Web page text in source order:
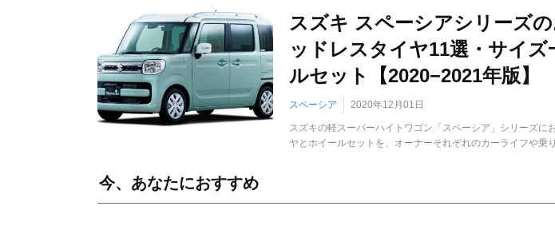
スズキ スペーシアシリーズ
ッドレスタイヤ11選・サイズ
ルセット【2020−2021年版】
スペーシア 2020年12月01日
スズキの軽スーパーハイトワゴン「スペーシア」シリーズに
ヤとホイールセットを、オーナーそれぞれのカーライフや乗
今、あなたにおすすめ